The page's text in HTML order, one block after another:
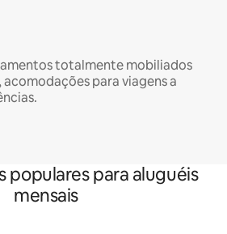
totalmente mobiliados
acomodações para viagens a
populares para aluguéis
mensais